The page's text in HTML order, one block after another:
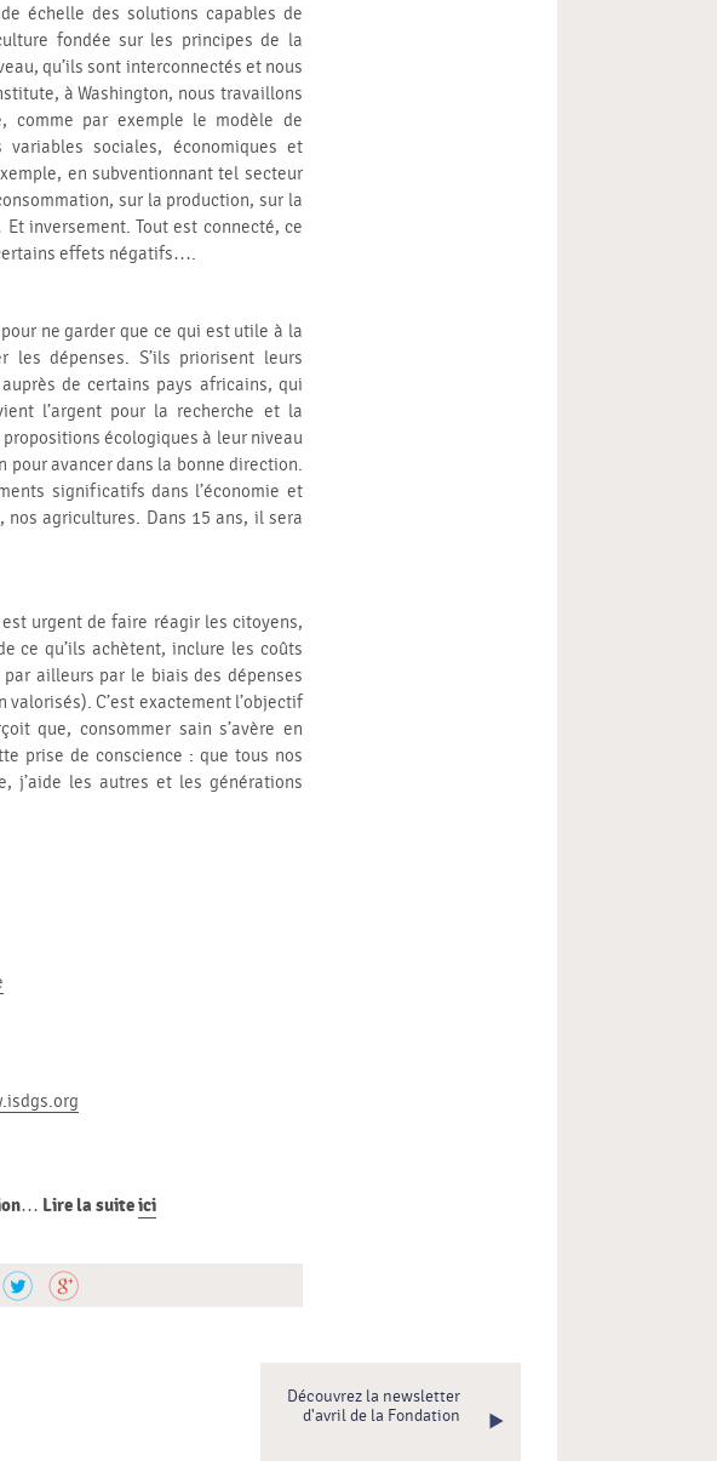
échelle des solutions capables de
fondée sur les principes de la
qu’ils sont interconnectés et nous
à Washington, nous travaillons
comme par exemple le modèle de
sociales, économiques et
en subventionnant tel secteur
sur la production, sur la
inversement. Tout est connecté, ce
effets négatifs….
ne garder que ce qui est utile à la
les dépenses. S’ils priorisent leurs
de certains pays africains, qui
l’argent pour la recherche et la
écologiques à leur niveau
pour avancer dans la bonne direction.
significatifs dans l’économie et
nos agricultures. Dans 15 ans, il sera
urgent de faire réagir les citoyens,
ce qu’ils achètent, inclure les coûts
ailleurs par le biais des dépenses
C’est exactement l’objectif
que, consommer sain s’avère en
prise de conscience : que tous nos
j’aide les autres et les générations
Lire la suiteici
Découvrez la newsletter
d'avril de la Fondation